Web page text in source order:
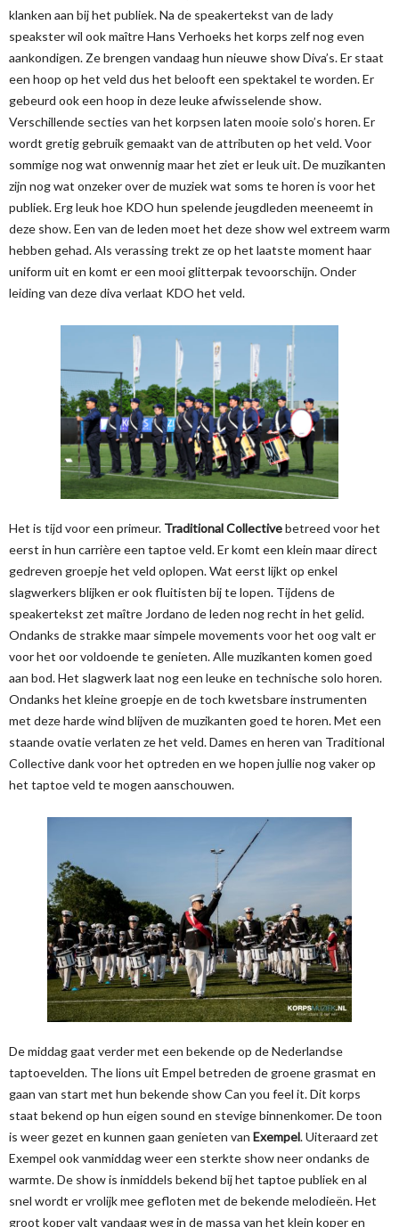
klanken aan bij het publiek. Na de speakertekst van de lady
speakster wil ook maître Hans Verhoeks het korps zelf nog even
aankondigen. Ze brengen vandaag hun nieuwe show Diva’s. Er staat
een hoop op het veld dus het belooft een spektakel te worden. Er
gebeurd ook een hoop in deze leuke afwisselende show.
Verschillende secties van het korpsen laten mooie solo’s horen. Er
wordt gretig gebruik gemaakt van de attributen op het veld. Voor
sommige nog wat onwennig maar het ziet er leuk uit. De muzikanten
zijn nog wat onzeker over de muziek wat soms te horen is voor het
publiek. Erg leuk hoe KDO hun spelende jeugdleden meeneemt in
deze show. Een van de leden moet het deze show wel extreem warm
hebben gehad. Als verassing trekt ze op het laatste moment haar
uniform uit en komt er een mooi glitterpak tevoorschijn. Onder
leiding van deze diva verlaat KDO het veld.
Het is tijd voor een primeur. Traditional Collectivebetreed voor het
eerst in hun carrière een taptoe veld. Er komt een klein maar direct
gedreven groepje het veld oplopen. Wat eerst lijkt op enkel
slagwerkers blijken er ook fluitisten bij te lopen. Tijdens de
speakertekst zet maître Jordano de leden nog recht in het gelid.
Ondanks de strakke maar simpele movements voor het oog valt er
voor het oor voldoende te genieten. Alle muzikanten komen goed
aan bod. Het slagwerk laat nog een leuke en technische solo horen.
Ondanks het kleine groepje en de toch kwetsbare instrumenten
met deze harde wind blijven de muzikanten goed te horen. Met een
staande ovatie verlaten ze het veld. Dames en heren van Traditional
Collective dank voor het optreden en we hopen jullie nog vaker op
het taptoe veld te mogen aanschouwen.
De middag gaat verder met een bekende op de Nederlandse
taptoevelden. The lions uit Empel betreden de groene grasmat en
gaan van start met hun bekende show Can you feel it. Dit korps
staat bekend op hun eigen sound en stevige binnenkomer. De toon
is weer gezet en kunnen gaan genieten van Exempel. Uiteraard zet
Exempel ook vanmiddag weer een sterkte show neer ondanks de
warmte. De show is inmiddels bekend bij het taptoe publiek en al
snel wordt er vrolijk mee gefloten met de bekende melodieën. Het
groot koper valt vandaag weg in de massa van het klein koper en